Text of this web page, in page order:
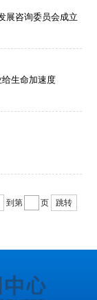
展咨询委员会成立
给生命加速度
到第 页 跳转